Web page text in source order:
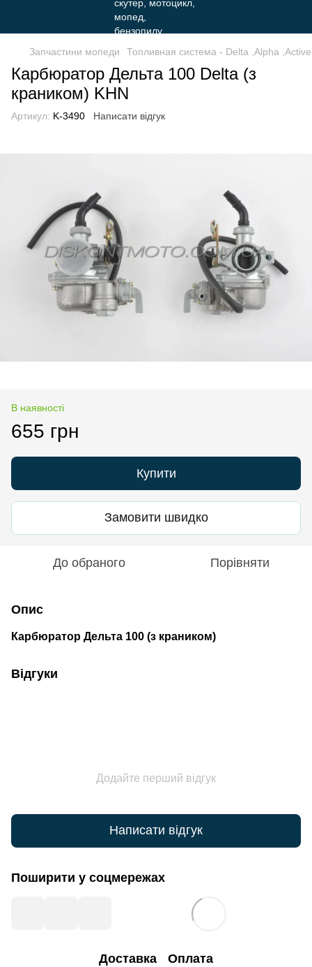
Запчастини мопеди Топливная система - Delta ,Alpha ,Active
Карбюратор Дельта 100 Delta (з
краником) KHN
Артикул: K-3490 Написати відгук
В наявності
655 грн
Купити
Замовити швидко
До обраного Порівняти
Опис
Карбюратор Дельта 100 (з краником)
Відгуки
Додайте перший відгук
Написати відгук
Поширити у соцмережах
Доставка Оплата